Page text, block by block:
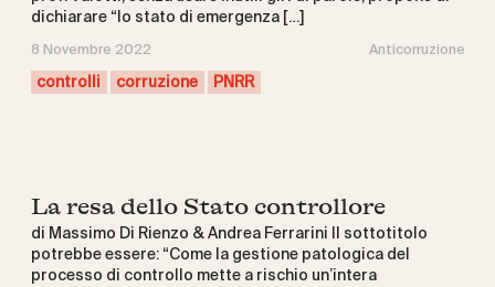
dichiarare “lo stato di emergenza […]
8 Novembre 2022 Anticorruzione
controlli corruzione PNRR
La resa dello Stato controllore
di Massimo Di Rienzo & Andrea Ferrarini Il sottotitolo
potrebbe essere: “Come la gestione patologica del
processo di controllo mette a rischio un’intera